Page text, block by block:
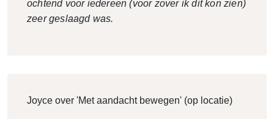
ochtend voor iedereen (voor zover ik dit kon zien)
zeer geslaagd was.
Joyce over 'Met aandacht bewegen' (op locatie)